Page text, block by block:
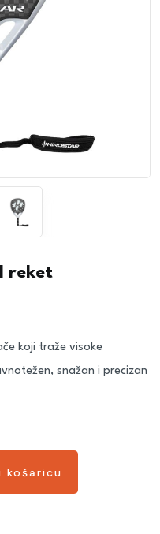
reket
koji traže visoke
snažan i precizan
košaricu